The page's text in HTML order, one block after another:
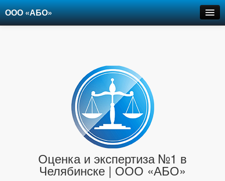
ООО «АБО»
Оценка и экспертиза №1 в
Челябинске | ООО «АБО»